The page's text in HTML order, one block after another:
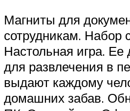
Магниты для
сотрудникам. Набор
Настольная игра.
для развлечения в
выдают каждому
домашних забав.